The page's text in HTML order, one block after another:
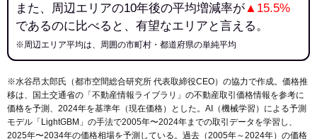
また、周辺エリアの10年後の平均増減率が▲15.5%
であるのに比べると、有望なエリアと言える。
※周辺エリア平均は、周囲の市町村・都道府県の単純平均
※水谷昂太郎氏（都市空間総合研究所 代表取締役CEO）の協力で作成。価格推
移は、国土交通省の「 不動産情報ライブラリ 」の不動産取引価格情報を参考に
価格を予測、2024年を基準年（現在価格）とした。AI（機械学習）による予測
モデル「LightGBM」の手法で2005年〜2024年までの取引データを学習し、
2025年〜2034年の価格相場を予測している。過去（2005年～2024年）の価格